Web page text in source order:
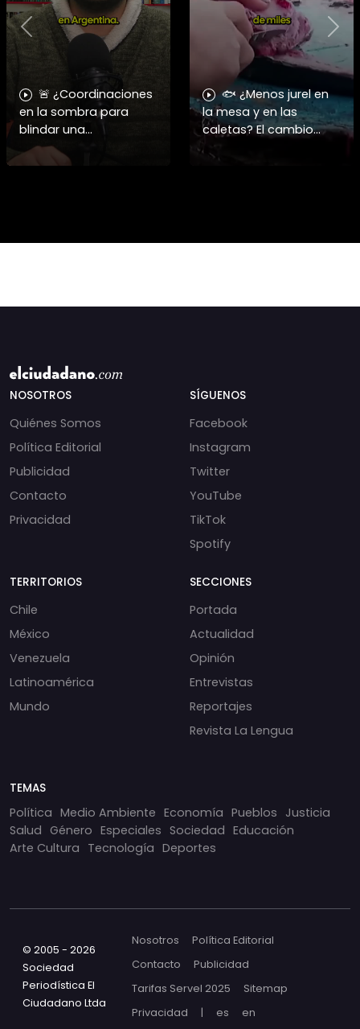
🚨 ¿Coordinaciones
en la sombra para
blindar una
candidatura
presidencial? Nuevos
🐟 ¿Menos jurel en
la mesa y en las
caletas? El cambio
climático y El Niño
alteran las aguas
Previous
NOSOTROS
Quiénes Somos
Política Editorial
Publicidad
Contacto
Privacidad
SÍGUENOS
Facebook
Instagram
Twitter
YouTube
TikTok
Spotify
TERRITORIOS
Chile
México
Venezuela
Latinoamérica
Mundo
SECCIONES
Portada
Actualidad
Opinión
Entrevistas
Reportajes
Revista La Lengua
TEMAS
Política Medio Ambiente Economía Pueblos Justicia
Salud Género Especiales Sociedad Educación
Arte Cultura Tecnología Deportes
© 2005 - 2026
Sociedad
Periodística El
Ciudadano Ltda
Nosotros
Política Editorial
Contacto
Publicidad
Tarifas Servel 2025
Sitemap
Privacidad
| es en